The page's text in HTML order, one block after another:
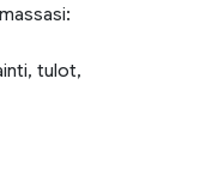
tulot,